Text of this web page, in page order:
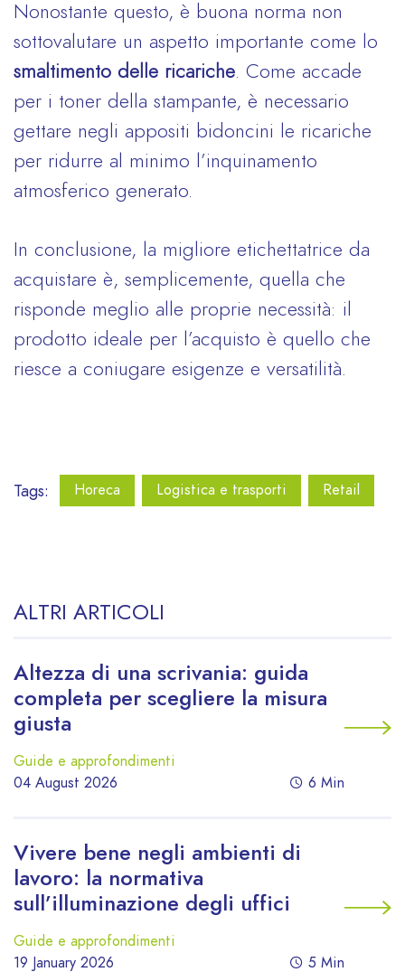
Nonostante questo, è buona norma non
sottovalutare un aspetto importante come lo
smaltimento delle ricariche . Come accade
per i toner della stampante, è necessario
gettare negli appositi bidoncini le ricariche
per ridurre al minimo l’inquinamento
atmosferico generato.
In conclusione, la migliore etichettatrice da
acquistare è, semplicemente, quella che
risponde meglio alle proprie necessità: il
prodotto ideale per l’acquisto è quello che
riesce a coniugare esigenze e versatilità.
Tags: Horeca Logistica e trasporti Retail
ALTRI ARTICOLI
Altezza di una scrivania: guida
completa per scegliere la misura
giusta
Guide e approfondimenti
04 August 2026
6 Min
Vivere bene negli ambienti di
lavoro: la normativa
sull’illuminazione degli uffici
Guide e approfondimenti
19 January 2026
5 Min